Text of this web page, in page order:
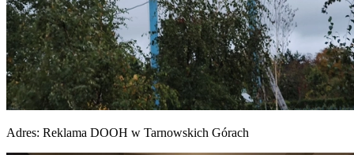
Adres: Reklama DOOH w Tarnowskich Górach